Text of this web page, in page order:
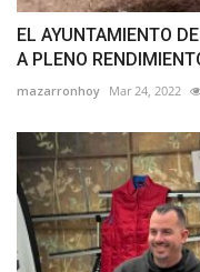
EL AYUNTAMIENTO
A PLENO
mazarronhoy Mar 24, 2022